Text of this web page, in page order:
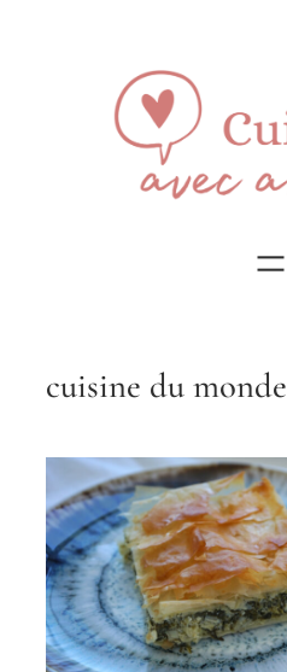
cuisine du monde